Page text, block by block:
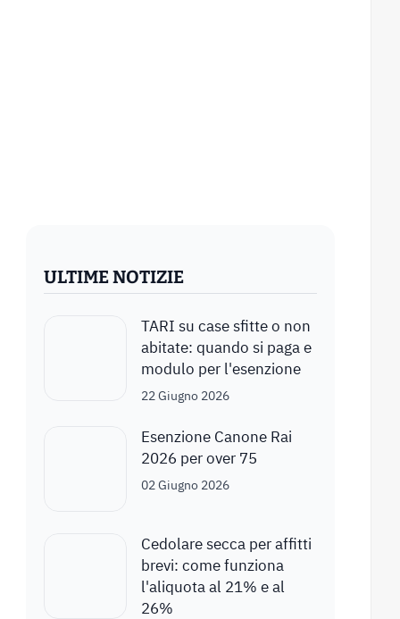
ULTIME NOTIZIE
TARI su case sfitte o non
abitate: quando si paga e
modulo per l'esenzione
22 Giugno 2026
Esenzione Canone Rai
2026 per over 75
02 Giugno 2026
Cedolare secca per affitti
brevi: come funziona
l'aliquota al 21% e al
26%